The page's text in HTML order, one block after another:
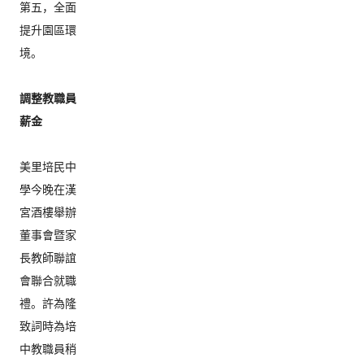
第五，全面
提升園區環
境。
調整教職員
薪金
美里培民中
學今晚在漢
宮酒樓舉辦
董事會暨家
長教師聯誼
會聯合就職
禮。許為隆
致詞時為培
中教職員稍